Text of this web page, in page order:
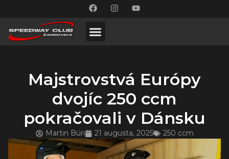
Majstrovstvá Európy
dvojíc 250 ccm
pokračovali v Dánsku
Martin Búri 21 augusta, 2025 250 ccm